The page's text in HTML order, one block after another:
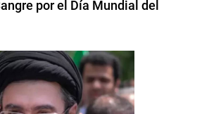
por el Día Mundial del